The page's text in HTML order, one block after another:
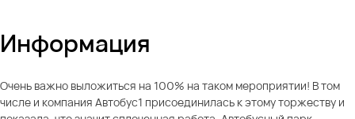
Информация
Очень важно выложиться на 100% на таком мероприятии! В том
числе и компания Автобус1 присоединилась к этому торжеству и